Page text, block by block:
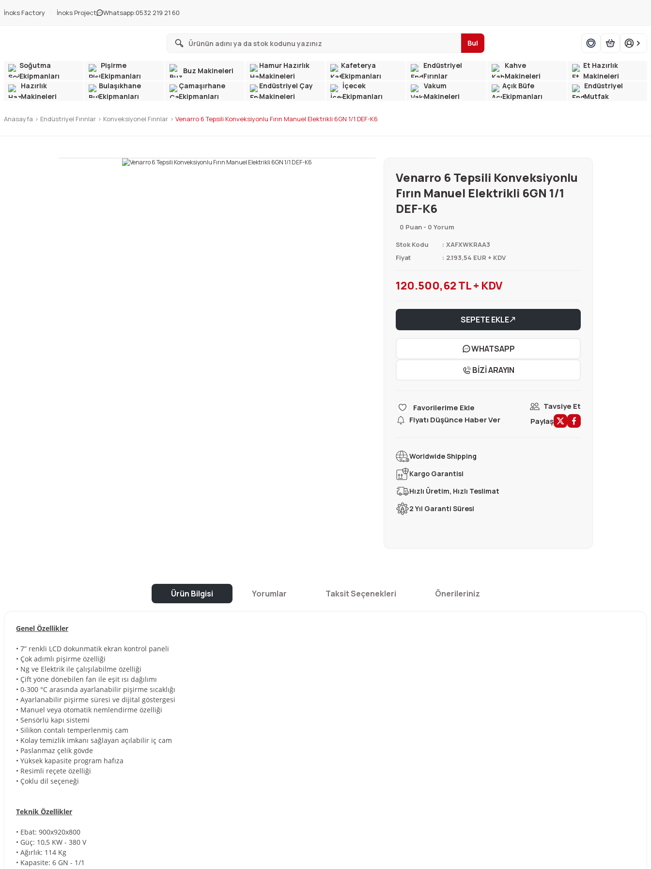
İnoks Factory İnoks Project Whatsapp:0532 219 21 60
Bul
Soğutma
Ekipmanları
Pişirme
Ekipmanları
Buz Makineleri
Hamur Hazırlık
Makineleri
Kafeterya
Ekipmanları
Endüstriyel
Fırınlar
Kahve
Makineleri
Et Hazırlık
Makineleri
Hazırlık
Makineleri
Bulaşıkhane
Ekipmanları
Çamaşırhane
Ekipmanları
Endüstriyel Çay
Makineleri
İçecek
Ekipmanları
Vakum
Makineleri
Açık Büfe
Ekipmanları
Endüstriyel
Mutfak
Anasayfa Endüstriyel Fırınlar Konveksiyonel Fırınlar Venarro 6 Tepsili Konveksiyonlu Fırın Manuel Elektrikli 6GN 1/1 DEF-K6
Venarro 6 Tepsili Konveksiyonlu
Fırın Manuel Elektrikli 6GN 1/1
DEF-K6
0 Puan - 0 Yorum
Stok Kodu
XAFXWKRAA3
Fiyat
2.193,54 EUR + KDV
120.500,62 TL + KDV
SEPETE EKLE
WHATSAPP
BİZİ ARAYIN
Tavsiye Et
Fiyatı Düşünce Haber Ver
Paylaş
Worldwide Shipping
Kargo Garantisi
Hızlı Üretim, Hızlı Teslimat
2 Yıl Garanti Süresi
Ürün Bilgisi Yorumlar Taksit Seçenekleri Önerileriniz
Genel Özellikler
• 7” renkli LCD dokunmatik ekran kontrol paneli
• Çok adımlı pişirme özelliği
• Ng ve Elektrik ile çalışılabilme özelliği
• Çift yöne dönebilen fan ile eşit ısı dağılımı
• 0-300 °C arasında ayarlanabilir pişirme sıcaklığı
• Ayarlanabilir pişirme süresi ve dijital göstergesi
• Manuel veya otomatik nemlendirme özelliği
• Sensörlü kapı sistemi
• Silikon contalı temperlenmiş cam
• Kolay temizlik imkanı sağlayan açılabilir iç cam
• Paslanmaz çelik gövde
• Yüksek kapasite program hafıza
• Resimli reçete özelliği
• Çoklu dil seçeneği
Teknik Özellikler
• Ebat: 900x920x800
• Güç: 10,5 KW - 380 V
• Ağırlık: 114 Kg
• Kapasite: 6 GN - 1/1